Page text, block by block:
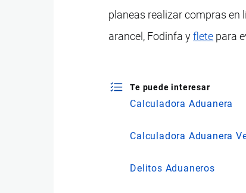
planeas realizar compras en
arancel, Fodinfa yflete para
Te puede interesar
Calculadora Aduanera
Calculadora Aduanera
Delitos Aduaneros